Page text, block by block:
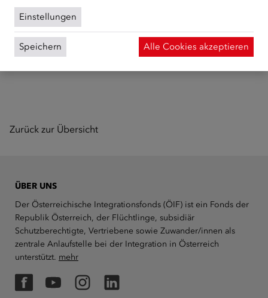
internationaler Ebene und verdeutlichen, wie Vielfalt und
Zusammenhalt zu gemeinsamen Erfolgen beitragen
können.
Zurück zur Übersicht
ÜBER UNS
Der Österreichische Integrationsfonds (ÖIF) ist ein Fonds der
Republik Österreich, der Flüchtlinge, subsidiär
Schutzberechtigte, Vertriebene sowie Zuwander/innen als
zentrale Anlaufstelle bei der Integration in Österreich
unterstützt. mehr
FacebookYouTubeInstagramLinkedIn
Einstellungen
Speichern Alle Cookies akzeptieren